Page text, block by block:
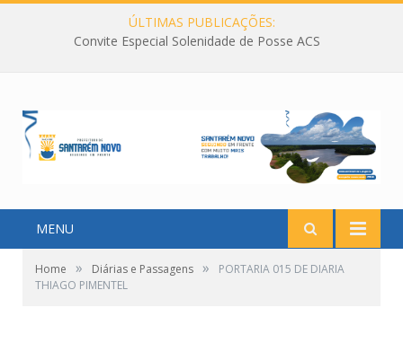
ÚLTIMAS PUBLICAÇÕES:
Convite Especial Solenidade de Posse ACS
MENU
Home » Diárias e Passagens »
PORTARIA 015 DE DIARIA
THIAGO PIMENTEL